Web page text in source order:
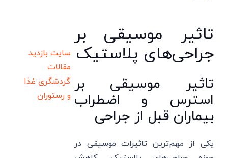
تاثیر موسیقی بر
جراحی‌های پلاستیک
تاثیر موسیقی بر
استرس و اضطراب
بیماران قبل از جراحی
یکی از مهم‌ترین تاثیرات موسیقی در
سایت بازدید
مقالات
گردشگری غذا
و رستوران